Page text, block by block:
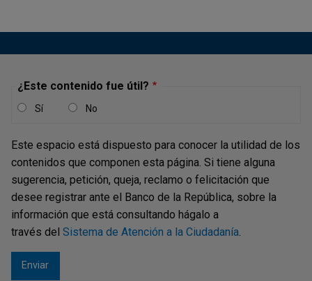
SCD - 000057116 Concepto de la
Concepto JDBR |VIERNES, 3 DE ENERO DE 2025
"(...)
C22-23896 Q22-1523 Concepto de la
Secretaría de la Junta Directiva
Concepto JDBR |MIÉRCOLES, 27 DE ABRIL DE 2022
"(...)
Por considerar que algunos asuntos de su petición se
¿Este contenido fue útil?
Sí No
Este espacio está dispuesto para conocer la utilidad de los
contenidos que componen esta página. Si tiene alguna
sugerencia, petición, queja, reclamo o felicitación que
desee registrar ante el Banco de la República, sobre la
información que está consultando hágalo a
través del Sistema de Atención a la Ciudadanía.